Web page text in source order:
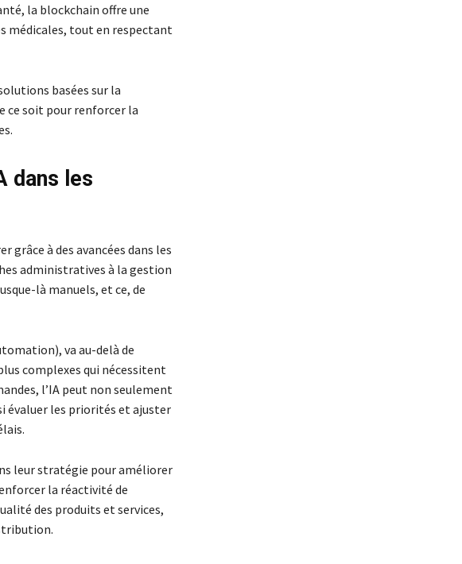
la blockchain offre une
médicales, tout en respectant
basées sur la
ce soit pour renforcer la
dans les
grâce à des avancées dans les
administratives à la gestion
là manuels, et ce, de
va au-delà de
complexes qui nécessitent
l’IA peut non seulement
évaluer les priorités et ajuster
leur stratégie pour améliorer
la réactivité de
des produits et services,